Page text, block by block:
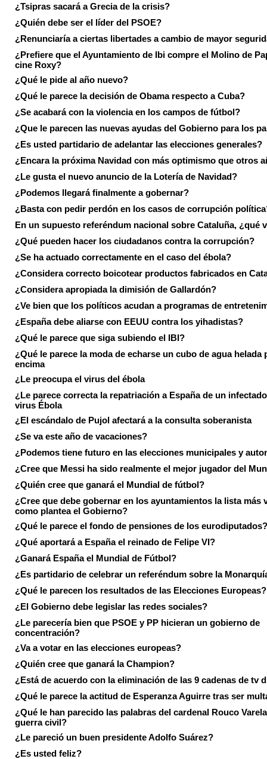
¿Tsipras sacará a Grecia de la crisis?
¿Quién debe ser el líder del PSOE?
¿Renunciaría a ciertas libertades a cambio de mayor
¿Prefiere que el Ayuntamiento de Ibi compre el Molino de
cine Roxy?
¿Qué le pide al año nuevo?
¿Qué le parece la decisión de Obama respecto a Cuba?
¿Se acabará con la violencia en los campos de fútbol?
¿Que le parecen las nuevas ayudas del Gobierno para los
¿Es usted partidario de adelantar las elecciones generales?
¿Encara la próxima Navidad con más optimismo que otros
¿Le gusta el nuevo anuncio de la Lotería de Navidad?
¿Podemos llegará finalmente a gobernar?
¿Basta con pedir perdón en los casos de corrupción
En un supuesto referéndum nacional sobre Cataluña, ¿qué
¿Qué pueden hacer los ciudadanos contra la corrupción?
¿Se ha actuado correctamente en el caso del ébola?
¿Considera correcto boicotear productos fabricados en
¿Considera apropiada la dimisión de Gallardón?
¿Ve bien que los políticos acudan a programas de
¿España debe aliarse con EEUU contra los yihadistas?
¿Qué le parece que siga subiendo el IBI?
¿Qué le parece la moda de echarse un cubo de agua helada
encima
¿Le preocupa el virus del ébola
¿Le parece correcta la repatriación a España de un
virus Ébola
¿El escándalo de Pujol afectará a la consulta soberanista
¿Se va este año de vacaciones?
¿Podemos tiene futuro en las elecciones municipales y
¿Cree que Messi ha sido realmente el mejor jugador del
¿Quién cree que ganará el Mundial de fútbol?
¿Cree que debe gobernar en los ayuntamientos la lista más
como plantea el Gobierno?
¿Qué le parece el fondo de pensiones de los eurodiputados?
¿Qué aportará a España el reinado de Felipe VI?
¿Ganará España el Mundial de Fútbol?
¿Es partidario de celebrar un referéndum sobre la
¿Qué le parecen los resultados de las Elecciones Europeas?
¿El Gobierno debe legislar las redes sociales?
¿Le parecería bien que PSOE y PP hicieran un gobierno de
concentración?
¿Va a votar en las elecciones europeas?
¿Quién cree que ganará la Champion?
¿Está de acuerdo con la eliminación de las 9 cadenas de tv
¿Qué le parece la actitud de Esperanza Aguirre tras ser
¿Qué le han parecido las palabras del cardenal Rouco
guerra civil?
¿Le pareció un buen presidente Adolfo Suárez?
¿Es usted feliz?